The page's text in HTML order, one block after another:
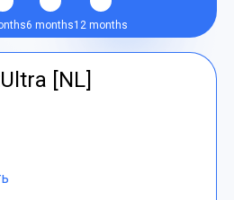
6 months12 months
[NL]